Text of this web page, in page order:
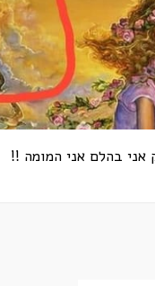
אני בהלם אני המומה !!